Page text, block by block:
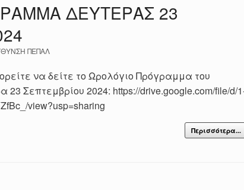
ΔΕΥΤΕΡΑΣ 23
ΠΕΠΑΛ
να δείτε το Ωρολόγιο Πρόγραμμα του
Σεπτεμβρίου 2024: https://drive.google.com/file/d/
view?usp=sharing
Περισσότερα...